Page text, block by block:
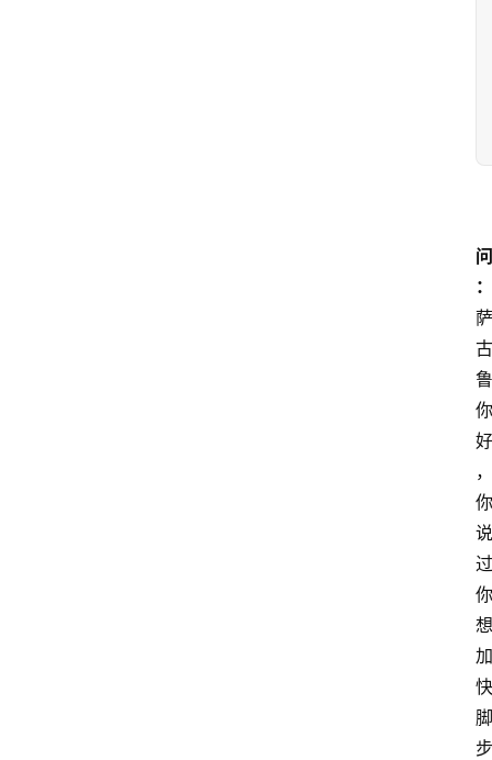
问
：
萨
古
鲁
你
好
，
你
说
过
你
想
加
快
脚
步